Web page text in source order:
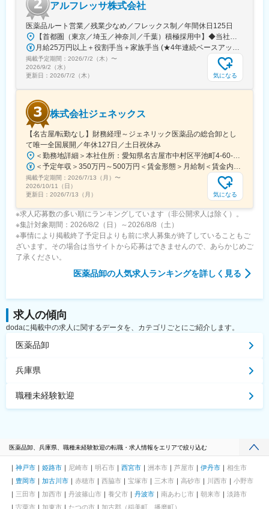
アルフレッサ株式会社
医薬品ルート営業／残業少なめ／フレックス制／年間休日125日
【首都圏（東京／埼玉／神奈川／千葉）積極採用中】◆当社が展開する【北海道／関東／首都圏／中部／近畿／九州】の各事業所へご希望を考慮した上で配属となります。【北海道】北海道【関東】栃木／群馬／茨城／長野／山梨／新潟【首都圏】東京／埼玉／神奈川／千葉★積極採用エリア【中部】静岡／愛知／三重／岐阜【近畿】滋賀／兵庫／大阪／京都／奈良／和歌山【九州】福岡／長崎／熊本／大分／宮崎／鹿児島各事業所の詳細については、弊社HPよりご確認ください※「企業情報」→「拠点」よりご確認いただけます。屋内禁煙(※喫煙室あり※禁煙タイムあり※喫煙室での就労はありません)
月給25万円以上＋役割手当＋家族手当 (★4年連続ベースアップ実施！)※時間外手当別途支給※年齢、経験、能力を考慮の上、優遇します
掲載予定期間： 2026/7/2（木） 〜
2026/9/2（水）
更新日： 2026/7/2（木） 気になる
株式会社ジェネックス
【名古屋/転勤なし】財務経理～ジェネリック医薬品の総合卸とし
て唯一全国展開／年休127日／土日祝休み
＜勤務地詳細＞本社住所：愛知県名古屋市中村区平池町4-60-12 グローバルゲート27F受動喫煙対策：敷地内喫煙可能場所あり変更の範囲：無
＜予定年収＞350万円～500万円＜賃金形態＞月給制＜賃金内訳＞月額（基本給）：250,000円～357,000円＜月給＞250,000円～357,000円＜昇給有無＞有＜残業手当＞有＜給与補足＞昇給：年１回（３月）賞与：年２回（6月、12月）※経験、スキルに応じて相談のうえ決定いたします※残業手当は別途支給30歳年収：350万円／月給25万円+賞与35歳年収：400万円／月給28.5万円+賞与賃金はあくまでも目安の金額であり、選考を通じて上下する可能性があります。月給(月額)は固定手当を含めた表記です。
掲載予定期間： 2026/7/13（月） 〜
2026/10/11（日）
更新日： 2026/7/13（月） 気になる
※求人応募数の多い順にランキングしています（非公開求人は除く）。
※集計対象期間：2026/8/2（日）～2026/8/8（土）
※事情により掲載終了予定日よりも前に求人募集が終了していることもご
ざいます。その場合は当サイトから応募はできませんので、あらかじめご
了承ください。
医薬品卸の人気求人ランキングを詳しく見る
求人の傾向
dodaに掲載中の求人に関するデータを、カテゴリごとにご紹介します。
医薬品卸
兵庫県
職種未経験歓迎
医薬品卸、兵庫県、職種未経験歓迎の転職・求人情報をエリアで絞り込む
神戸市 姫路市 尼崎市 明石市 西宮市 洲本市 芦屋市 伊丹市
相生市
豊岡市
加古川市 赤穂市 西脇市 宝塚市 三木市 高砂市 川西市
小野市
三田市
加西市 丹波篠山市 養父市 丹波市 南あわじ市 朝来市
淡路市
宍粟市
加東市 たつの市
加古郡（稲美町、播磨町）